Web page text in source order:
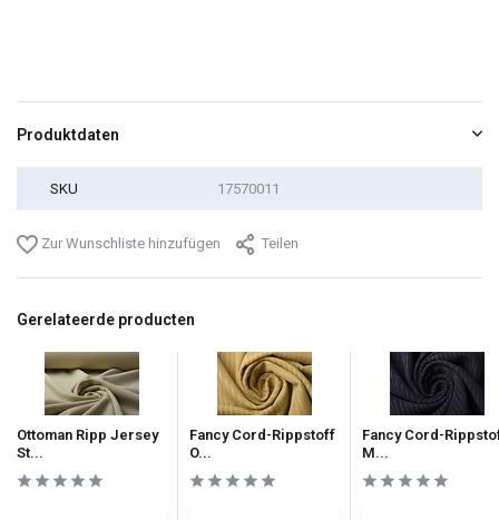
Produktdaten
SKU 17570011
Zur Wunschliste hinzufügen Teilen
Gerelateerde producten
Ottoman Ripp Jersey
St...
Fancy Cord-Rippstoff
O...
Fancy Cord-
M...